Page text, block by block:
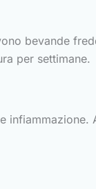
bevande
per settimane.
infiammazione.